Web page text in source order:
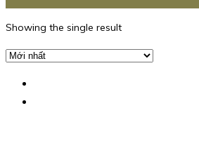
Showing the single result